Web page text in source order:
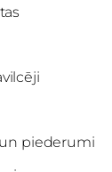
un piederumi